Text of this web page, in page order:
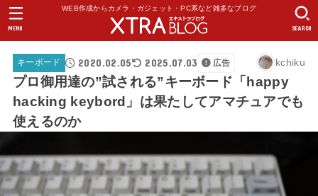
WEB作成からカメラ・ガジェット・PC系など雑多なブログ
SEARCH
MENU
キーボード 2020.02.05 2025.07.03 広告 kchiku
プロ御用達の”試される”キーボード「happy
hacking keybord」は果たしてアマチュアでも
使えるのか